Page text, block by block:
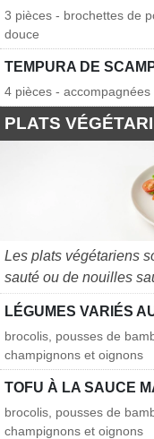
3 pièces - brochettes de
douce
TEMPURA DE
4 pièces -
PLATS
Les plats végétariens
sauté ou de nouilles
LÉGUMES VARIÉS
brocolis, pousses de
champignons et oignons
TOFU À LA SAUCE
brocolis, pousses de
champignons et oignons